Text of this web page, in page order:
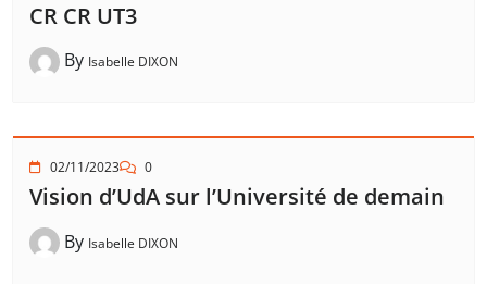
CR CR UT3
By Isabelle DIXON
02/11/2023 0
Vision d’UdA sur l’Université de demain
By Isabelle DIXON